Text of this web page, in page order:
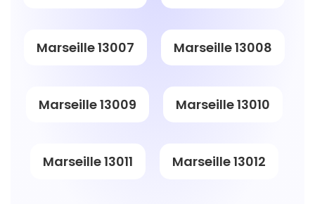
Marseille 13007 Marseille 13008
Marseille 13009 Marseille 13010
Marseille 13011 Marseille 13012